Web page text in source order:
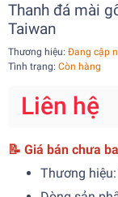
Thanh đá mài
Taiwan
Thương hiệu: Đang cập
Tình trạng: Còn hàng
Liên hệ
📝 Giá bán chưa
Thương hiệu: